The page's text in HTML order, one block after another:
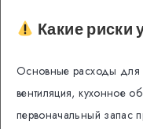
Какие риски
Основные расходы для
вентиляция, кухонное
первоначальный запас